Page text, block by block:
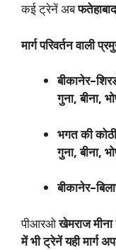
कई ट्रेनें अब
मार्ग परिवर्तन वाली
गुना, बीना,
भगत की
गुना, बीना,
पीआरओखेमराज मीना
में भी ट्रेनें यही मार्ग